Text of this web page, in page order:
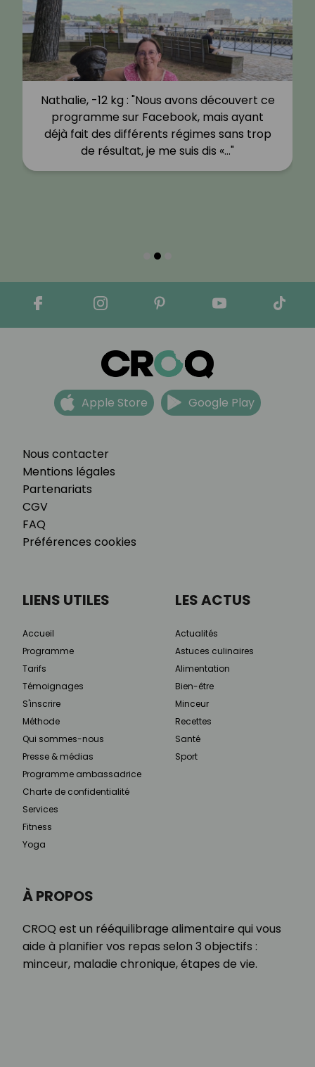
Nathalie, -12 kg : "Nous avons découvert ce
programme sur Facebook, mais ayant
déjà fait des différents régimes sans trop
de résultat, je me suis dis «…"
Nous contacter
Mentions légales
Partenariats
CGV
FAQ
Préférences cookies
Apple Store Google Play
À PROPOS
CROQ est un rééquilibrage alimentaire qui vous
aide à planifier vos repas selon 3 objectifs :
minceur, maladie chronique, étapes de vie.
LIENS UTILES
Accueil
Programme
Tarifs
Témoignages
S'inscrire
Méthode
Qui sommes-nous
Presse & médias
Programme ambassadrice
Charte de confidentialité
Services
Fitness
Yoga
LES ACTUS
Actualités
Astuces culinaires
Alimentation
Bien-être
Minceur
Recettes
Santé
Sport